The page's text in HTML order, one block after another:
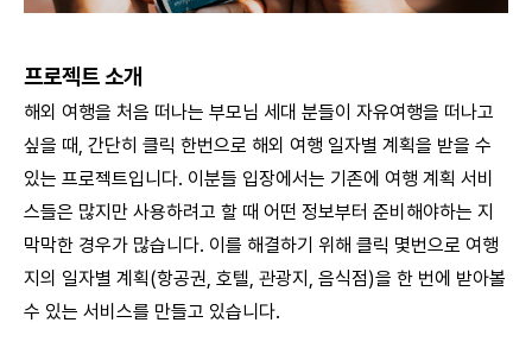
프로젝트 소개
해외 여행을 처음 떠나는 부모님 세대 분들이 자유여행을 떠나고
싶을 때, 간단히 클릭 한번으로 해외 여행 일자별 계획을 받을 수
있는 프로젝트입니다. 이분들 입장에서는 기존에 여행 계획 서비
스들은 많지만 사용하려고 할 때 어떤 정보부터 준비해야하는 지
막막한 경우가 많습니다. 이를 해결하기 위해 클릭 몇번으로 여행
지의 일자별 계획(항공권, 호텔, 관광지, 음식점)을 한 번에 받아볼
수 있는 서비스를 만들고 있습니다.